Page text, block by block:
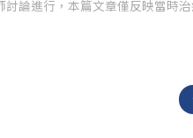
討論進行，本篇文章僅反映當時